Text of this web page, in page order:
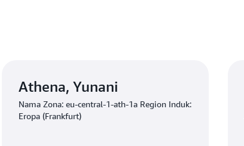
Athena, Yunani
Nama Zona: eu-central-1-ath-1a Region Induk:
Eropa (Frankfurt)